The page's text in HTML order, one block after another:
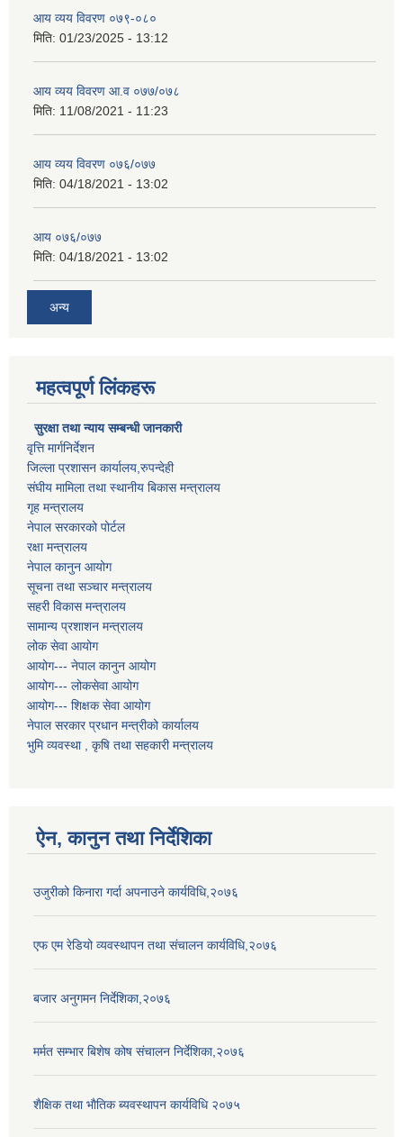
आय व्यय विवरण ०७९-०८०
मिति: 01/23/2025 - 13:12
आय व्यय विवरण आ.व ०७७/०७८
मिति: 11/08/2021 - 11:23
आय व्यय विवरण ०७६/०७७
मिति: 04/18/2021 - 13:02
आय ०७६/०७७
मिति: 04/18/2021 - 13:02
अन्य
महत्वपूर्ण लिंकहरू
सुरक्षा तथा न्याय सम्बन्धी जानकारी
वृत्ति मार्गनिर्देशन
जिल्ला प्रशासन कार्यालय,रुपन्देही
संघीय मामिला तथा स्थानीय बिकास मन्त्रालय
गृह मन्त्रालय
नेपाल सरकारको पोर्टल
रक्षा मन्त्रालय
नेपाल कानुन आयोग
सूचना तथा सञ्चार मन्त्रालय
सहरी विकास मन्त्रालय
सामान्य प्रशाशन मन्त्रालय
लोक सेवा आयोग
आयोग--- नेपाल कानुन आयोग
आयोग--- लोकसेवा आयोग
आयोग--- शिक्षक सेवा आयोग
नेपाल सरकार प्रधान मन्त्रीको कार्यालय
भुमि व्यवस्था , कृषि तथा सहकारी मन्त्रालय
ऐन, कानुन तथा निर्देशिका
उजुरीको किनारा गर्दा अपनाउने कार्यविधि,२०७६
एफ एम रेडियो व्यवस्थापन तथा संचालन कार्यविधि,२०७६
बजार अनुगमन निर्देशिका,२०७६
मर्मत सम्भार बिशेष कोष संचालन निर्देशिका,२०७६
शैक्षिक तथा भाैतिक ब्यवस्थापन कार्यविधि २०७५